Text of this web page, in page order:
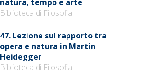
natura, tempo e arte
Biblioteca di Filosofia
47. Lezione sul rapporto tra
opera e natura in Martin
Heidegger
Biblioteca di Filosofia